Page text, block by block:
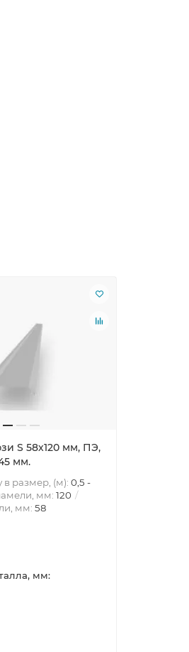
S 58х120 мм, ПЭ,
мм.
размер, (м): 0,5 -
мм: 120
мм: 58
мм: